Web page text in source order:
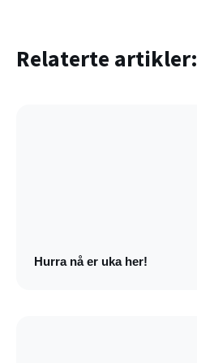
Relaterte artikler:
Hurra nå er uka her!